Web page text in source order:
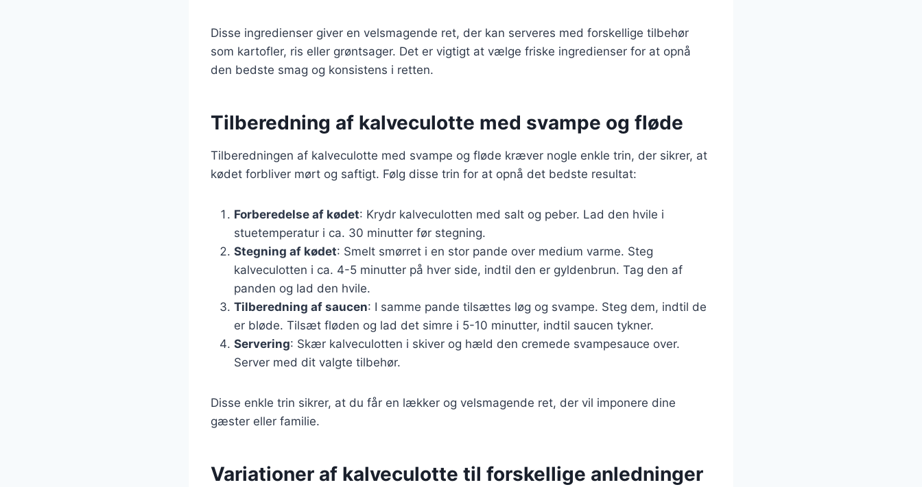
Disse ingredienser giver en velsmagende ret, der kan serveres med forskellige tilbehør
som kartofler, ris eller grøntsager. Det er vigtigt at vælge friske ingredienser for at opnå
den bedste smag og konsistens i retten.
Tilberedning af kalveculotte med svampe og fløde
Tilberedningen af kalveculotte med svampe og fløde kræver nogle enkle trin, der sikrer, at
kødet forbliver mørt og saftigt. Følg disse trin for at opnå det bedste resultat:
Forberedelse af kødet: Krydr kalveculotten med salt og peber. Lad den hvile i
stuetemperatur i ca. 30 minutter før stegning.
Stegning af kødet: Smelt smørret i en stor pande over medium varme. Steg
kalveculotten i ca. 4-5 minutter på hver side, indtil den er gyldenbrun. Tag den af
panden og lad den hvile.
Tilberedning af saucen: I samme pande tilsættes løg og svampe. Steg dem, indtil de
er bløde. Tilsæt fløden og lad det simre i 5-10 minutter, indtil saucen tykner.
Servering: Skær kalveculotten i skiver og hæld den cremede svampesauce over.
Server med dit valgte tilbehør.
Disse enkle trin sikrer, at du får en lækker og velsmagende ret, der vil imponere dine
gæster eller familie.
Variationer af kalveculotte til forskellige anledninger